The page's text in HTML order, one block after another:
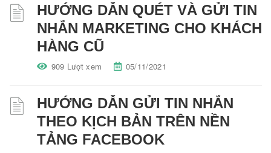
HƯỚNG DẪN QUÉT VÀ GỬI TIN
NHẮN MARKETING CHO KHÁCH
HÀNG CŨ
909 Lượt xem 05/11/2021
HƯỚNG DẪN GỬI TIN NHẮN
THEO KỊCH BẢN TRÊN NỀN
TẢNG FACEBOOK